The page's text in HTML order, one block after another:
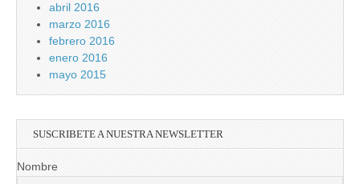
abril 2016
marzo 2016
febrero 2016
enero 2016
mayo 2015
SUSCRIBETE A NUESTRA NEWSLETTER
Nombre